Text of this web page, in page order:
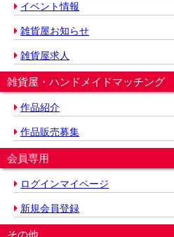
イベント情報
雑貨屋お知らせ
雑貨屋求人
雑貨屋・ハンドメイドマッチング
作品紹介
作品販売募集
会員専用
ログインマイページ
新規会員登録